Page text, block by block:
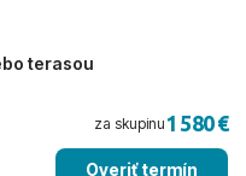
terasou
za skupinu1 580 €
Overiť termín